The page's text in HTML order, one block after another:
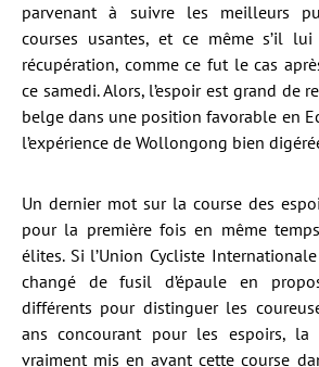
parvenant à suivre les meilleurs
courses usantes, et ce même s’il
récupération, comme ce fut le cas
ce samedi. Alors, l’espoir est grand de
belge dans une position favorable en
l’expérience de Wollongong bien
Un dernier mot sur la course des
pour la première fois en même
élites. Si l’Union Cycliste
changé de fusil d’épaule en
différents pour distinguer les
ans concourant pour les espoirs, la
vraiment mis en avant cette course